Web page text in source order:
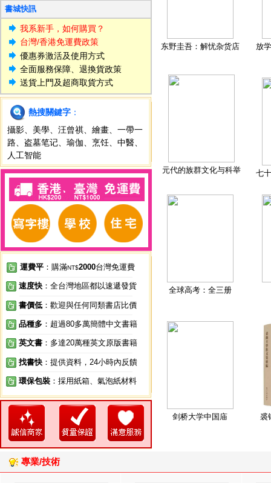
書城快訊
我系新手，如何購買？
台灣/香港免運費政策
優惠券激活及使用方式
全面服務保障、退換貨政策
送貨上門及超商取貨方式
熱搜關鍵字 ：
攝影
美學 汪曾祺 繪畫
一帶一
路
盗墓笔记 瑜伽 烹饪 中醫
人工智能
運費平 ：購滿NT$2000台灣免運費
速度快 ：全台灣地區都以速遞發貨
書價低 ：歡迎與任何同類書店比價
品種多 ：超過80多萬簡體中文書籍
英文書 ：多達20萬種英文原版書籍
找書快 ：提供資料，24小時內反饋
環保包裝 ：採用紙箱、氣泡紙材料
东野圭吾：解忧杂货店 放
元代的族群文化与科举 七
全球高考：全三册
剑桥大学中国庙 裘
專業/技術